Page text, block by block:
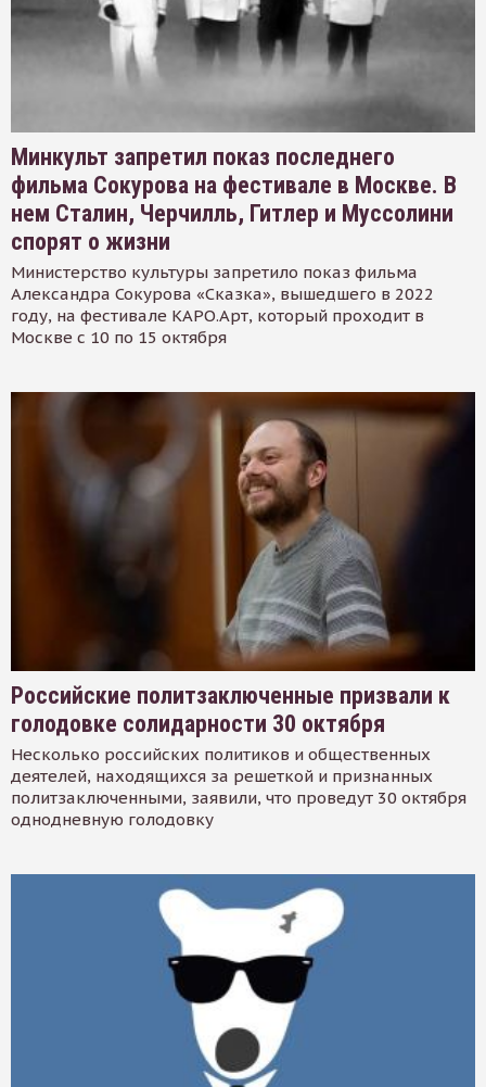
Минкульт запретил показ последнего
фильма Сокурова на фестивале в Москве. В
нем Сталин, Черчилль, Гитлер и Муссолини
спорят о жизни
Министерство культуры запретило показ фильма
Александра Сокурова «Сказка», вышедшего в 2022
году, на фестивале КАРО.Арт, который проходит в
Москве с 10 по 15 октября
Российские политзаключенные призвали к
голодовке солидарности 30 октября
Несколько российских политиков и общественных
деятелей, находящихся за решеткой и признанных
политзаключенными, заявили, что проведут 30 октября
однодневную голодовку